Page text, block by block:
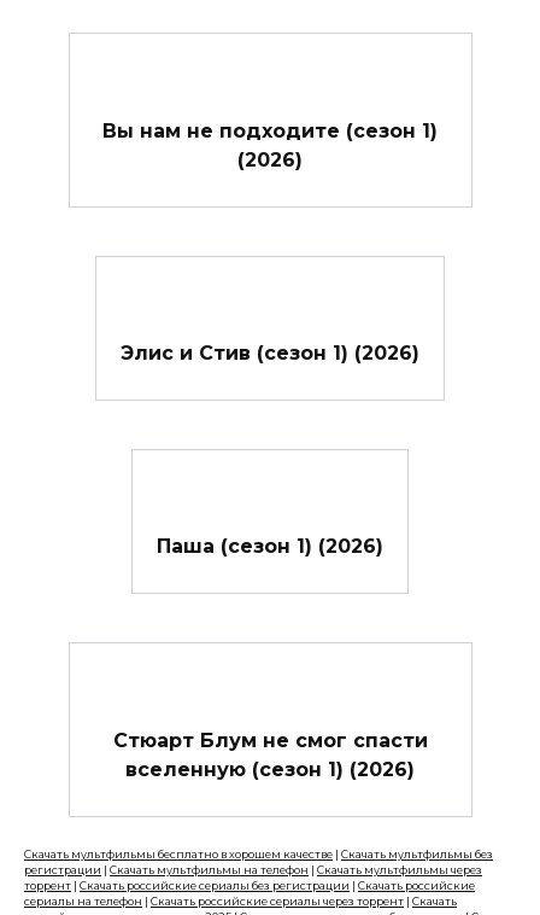
Вы нам не подходите (сезон 1)
(2026)
Элис и Стив (сезон 1) (2026)
Паша (сезон 1) (2026)
Стюарт Блум не смог спасти
вселенную (сезон 1) (2026)
Скачать мультфильмы бесплатно в хорошем качестве | Скачать мультфильмы без
регистрации | Скачать мультфильмы на телефон | Скачать мультфильмы через
торрент | Скачать российские сериалы без регистрации | Скачать российские
сериалы на телефон | Скачать российские сериалы через торрент | Скачать